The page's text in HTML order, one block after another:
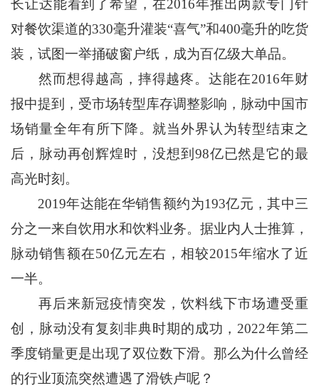
长让达能看到了希望，在2016年推出两款专门针
对餐饮渠道的330毫升灌装“喜气”和400毫升的吃货
装，试图一举捅破窗户纸，成为百亿级大单品。
然而想得越高，摔得越疼。达能在2016年财
报中提到，受市场转型库存调整影响，脉动中国市
场销量全年有所下降。就当外界认为转型结束之
后，脉动再创辉煌时，没想到98亿已然是它的最
高光时刻。
2019年达能在华销售额约为193亿元，其中三
分之一来自饮用水和饮料业务。据业内人士推算，
脉动销售额在50亿元左右，相较2015年缩水了近
一半。
再后来新冠疫情突发，饮料线下市场遭受重
创，脉动没有复刻非典时期的成功，2022年第二
季度销量更是出现了双位数下滑。那么为什么曾经
的行业顶流突然遭遇了滑铁卢呢？